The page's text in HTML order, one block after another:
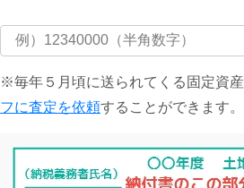
※毎年５月頃に送られてくる固定資
フに査定を依頼することができます。